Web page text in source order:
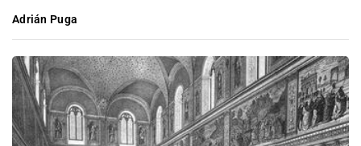
Adrián Puga